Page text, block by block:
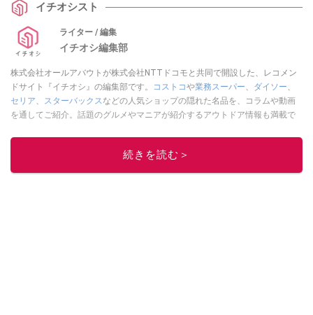
イチオシスト
ライター / 編集
イチオシ編集部
株式会社オールアバウトが株式会社NTTドコモと共同で開設した、レコメン
ドサイト『イチオシ』の編集部です。
コストコや業務スーパー ダイソー
セリア
スターバックス などの人気ショップの隠れた名品を、コラムや動画
を通してご紹介。話題のグルメやマニアが紹介するアウトドア情報も満載で
レビューしています。毎日トレンド情報をお届けしているので、ぜひ
してください！続きを読む＞